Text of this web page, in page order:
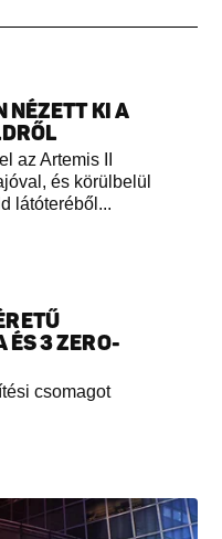
NÉZETT KI A
az Artemis II
és körülbelül
látóteréből...
ÉS 3 ZERO-
csomagot